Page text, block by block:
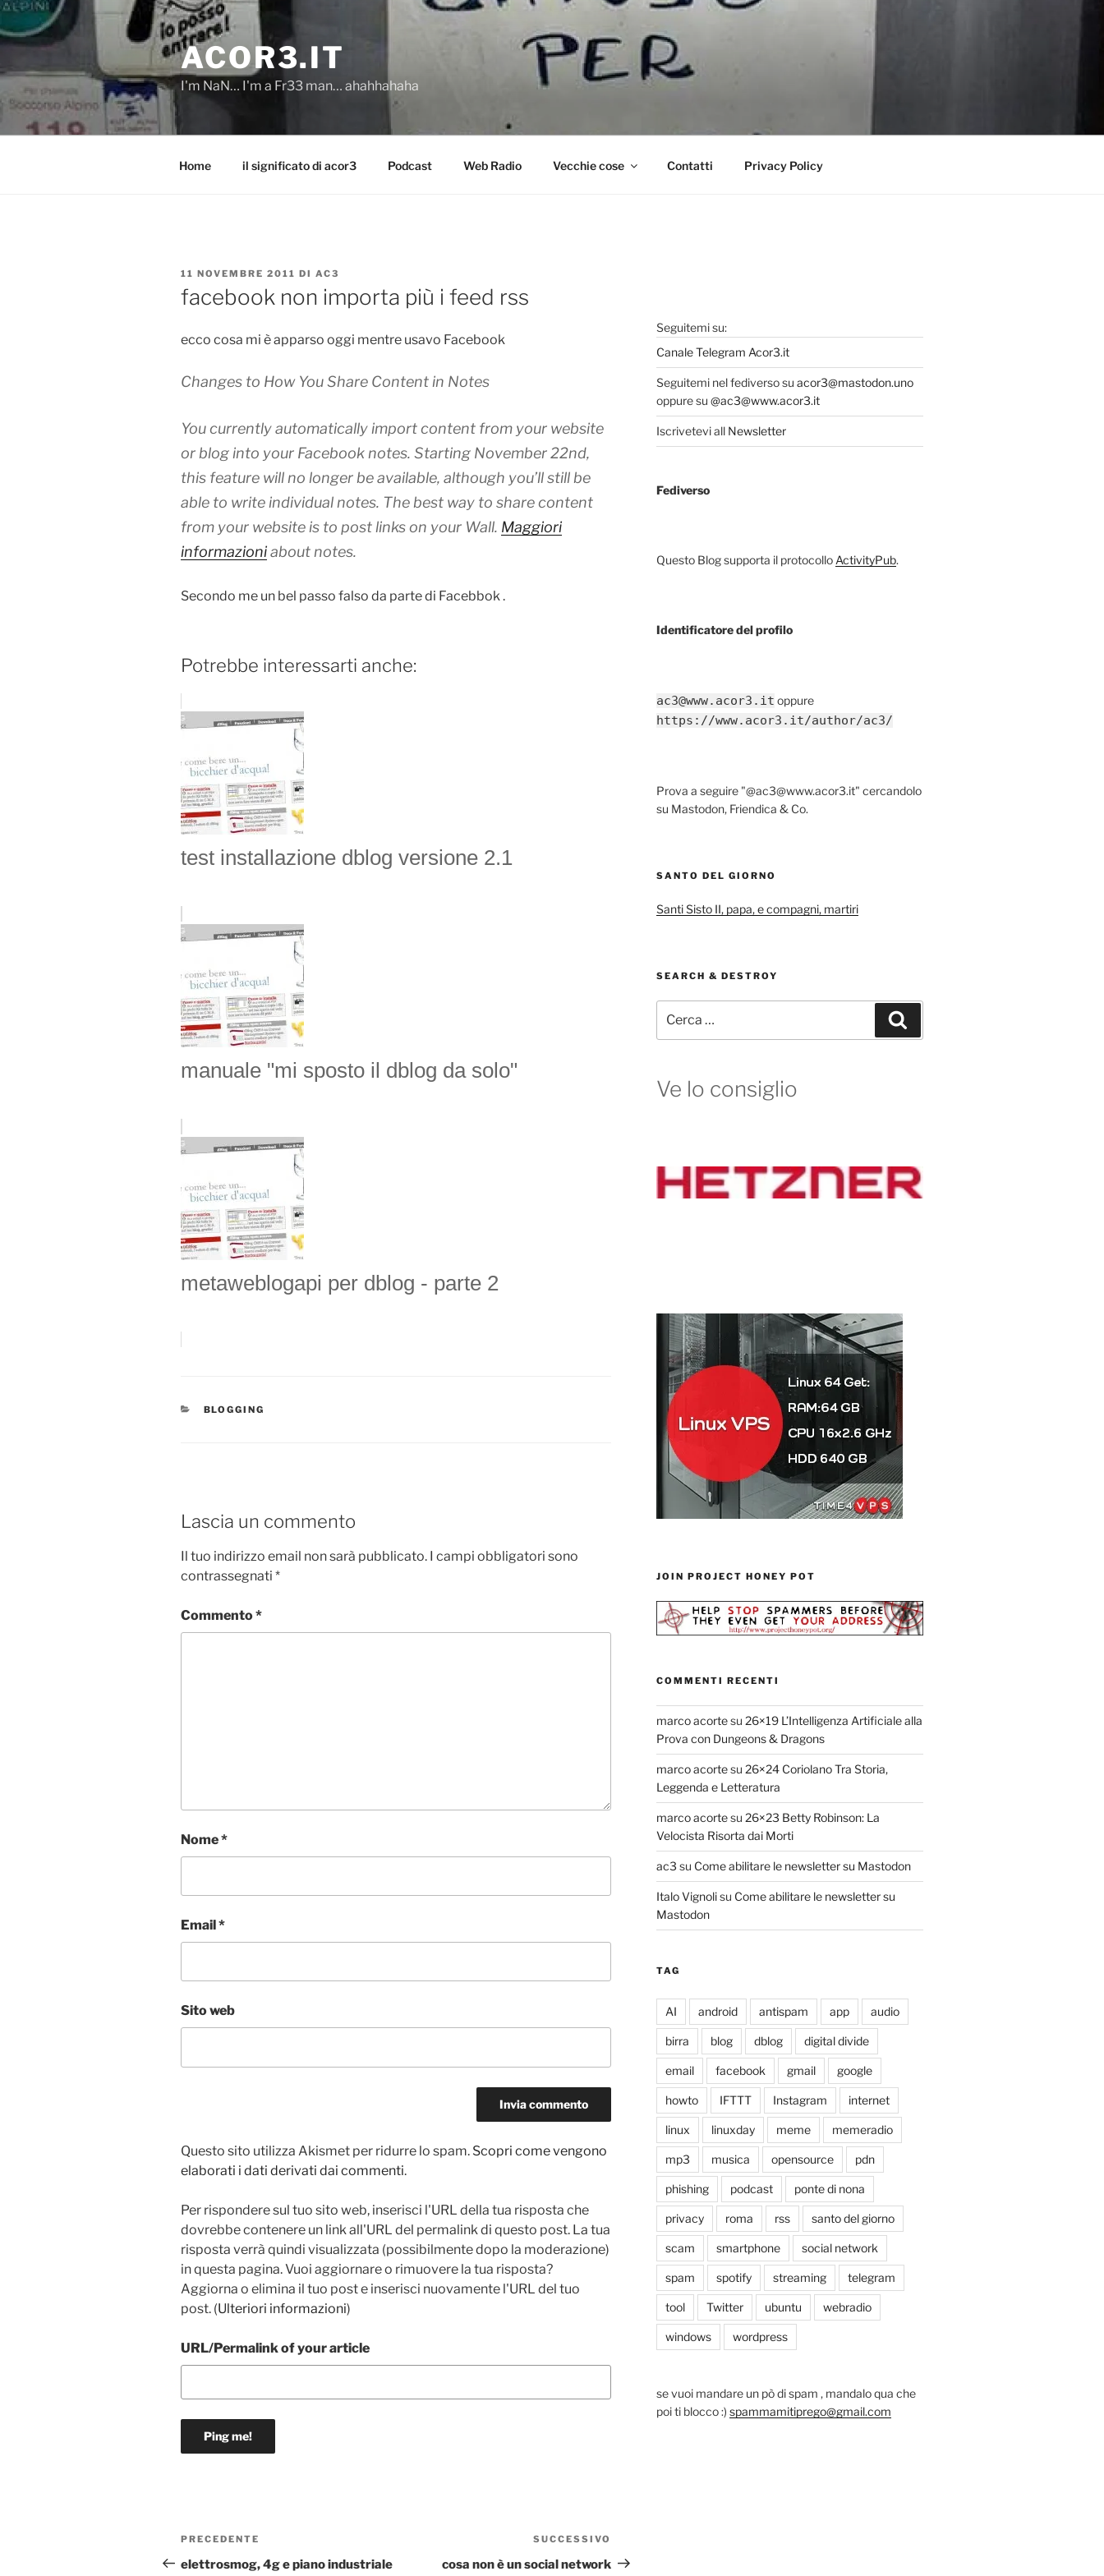
Salta
al
contenuto
ACOR3.IT
I'm NaN… I'm a Fr33 man… ahahhahaha
Home il significato di acor3 Podcast Web Radio Vecchie cose Contatti Privacy Policy
PUBBLICATO
IL
11 NOVEMBRE 2011 DI AC3
facebook non importa più i feed rss
ecco cosa mi è apparso oggi mentre usavo Facebook
Changes to How You Share Content in Notes
You currently automatically import content from your website
or blog into your Facebook notes. Starting November 22nd,
this feature will no longer be available, although you’ll still be
able to write individual notes. The best way to share content
from your website is to post links on your Wall. Maggiori
informazioniabout notes.
Secondo me un bel passo falso da parte di Facebbok .
Potrebbe interessarti anche:
test installazione dblog versione 2.1
manuale "mi sposto il dblog da solo"
metaweblogapi per dblog - parte 2
CATEGORIE
BLOGGING
Lascia un commento
Il tuo indirizzo email non sarà pubblicato. I campi obbligatori sono
contrassegnati *
Commento*
Nome*
Email*
Sito web
Questo sito utilizza Akismet per ridurre lo spam. Scopri come vengono
elaborati i dati derivati dai commenti.
Per rispondere sul tuo sito web, inserisci l'URL della tua risposta che
dovrebbe contenere un link all'URL del permalink di questo post. La tua
risposta verrà quindi visualizzata (possibilmente dopo la moderazione)
in questa pagina. Vuoi aggiornare o rimuovere la tua risposta?
Aggiorna o elimina il tuo post e inserisci nuovamente l'URL del tuo
post. (Ulteriori informazioni)
URL/Permalink of your article
Navigazione
articoli
Articolo
precedente:
PRECEDENTE
elettrosmog, 4g e piano industriale
successivo
SUCCESSIVO
cosa non è un social network
Seguitemi su:
Canale Telegram Acor3.it
Seguitemi nel fediverso su acor3@mastodon.uno
oppure su @ac3@www.acor3.it
Iscrivetevi all Newsletter
Fediverso
Questo Blog supporta il protocollo ActivityPub.
Identificatore del profilo
ac3@www.acor3.it oppure
https://www.acor3.it/author/ac3/
Prova a seguire "@ac3@www.acor3.it" cercandolo
su Mastodon, Friendica & Co.
SANTO DEL GIORNO
Santi Sisto II, papa, e compagni, martiri
SEARCH & DESTROY
Ve lo consiglio
JOIN PROJECT HONEY POT
COMMENTI RECENTI
marco acortesu 26×19 L’Intelligenza Artificiale alla
Prova con Dungeons & Dragons
marco acortesu 26×24 Coriolano Tra Storia,
Leggenda e Letteratura
marco acortesu 26×23 Betty Robinson: La
Velocista Risorta dai Morti
ac3 su Come abilitare le newsletter su Mastodon
Italo Vignolisu Come abilitare le newsletter su
Mastodon
TAG
AI android antispam app audio
birra blog dblog digital divide
email facebook gmail google
howto IFTTT Instagram internet
linux linuxday meme memeradio
mp3 musica opensource pdn
phishing podcast ponte di nona
privacy roma rss santo del giorno
scam smartphone social network
spam spotify streaming telegram
tool Twitter ubuntu webradio
windows wordpress
se vuoi mandare un pò di spam , mandalo qua che
poi ti blocco :) spammamitiprego@gmail.com